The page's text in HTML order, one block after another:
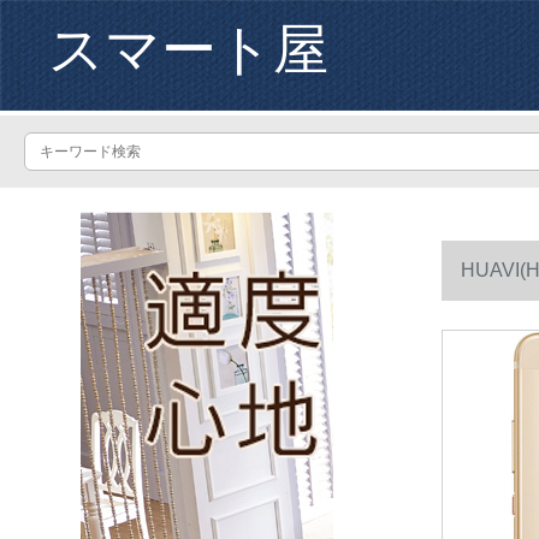
スマート屋